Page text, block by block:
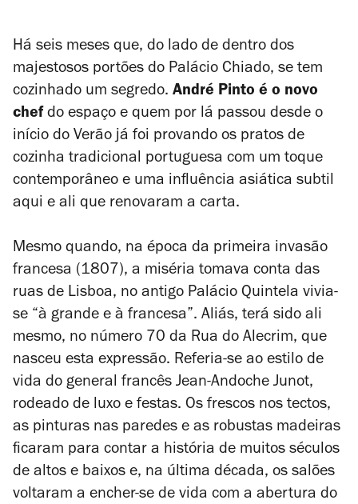
Há seis meses que, do lado de dentro dos
majestosos portões do Palácio Chiado, se tem
cozinhado um segredo. André Pinto é o novo
chef do espaço e quem por lá passou desde o
início do Verão já foi provando os pratos de
cozinha tradicional portuguesa com um toque
contemporâneo e uma influência asiática subtil
aqui e ali que renovaram a carta.
Mesmo quando, na época da primeira invasão
francesa (1807), a miséria tomava conta das
ruas de Lisboa, no antigo Palácio Quintela vivia-
se “à grande e à francesa”. Aliás, terá sido ali
mesmo, no número 70 da Rua do Alecrim, que
nasceu esta expressão. Referia-se ao estilo de
vida do general francês Jean-Andoche Junot,
rodeado de luxo e festas. Os frescos nos tectos,
as pinturas nas paredes e as robustas madeiras
ficaram para contar a história de muitos séculos
de altos e baixos e, na última década, os salões
voltaram a encher-se de vida com a abertura do